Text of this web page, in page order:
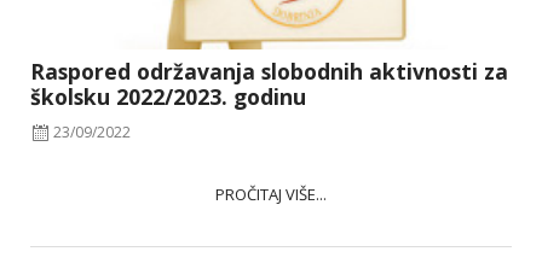
Raspored održavanja slobodnih aktivnosti za
školsku 2022/2023. godinu
23/09/2022
PROČITAJ VIŠE...